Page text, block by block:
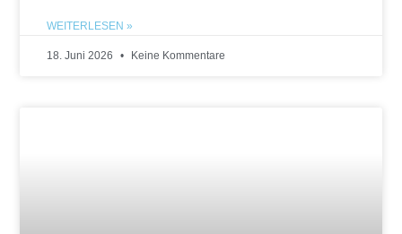
WEITERLESEN »
18. Juni 2026 Keine Kommentare